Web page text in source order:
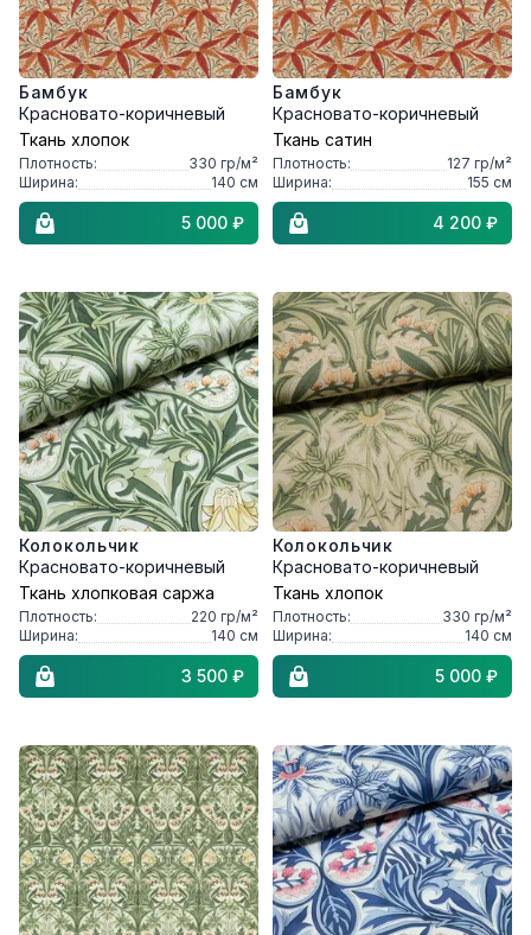
Бамбук
Красновато-коричневый
Ткань хлопок
Плотность: 330 гр/м²
Ширина:
140 см
5 000 ₽
Бамбук
Красновато-коричневый
Ткань сатин
Плотность: 127 гр/м²
Ширина:
155 см
4 200 ₽
Колокольчик
Красновато-коричневый
Ткань хлопковая саржа
Плотность: 220 гр/м²
Ширина:
140 см
3 500 ₽
Колокольчик
Красновато-коричневый
Ткань хлопок
Плотность: 330 гр/м²
Ширина:
140 см
5 000 ₽